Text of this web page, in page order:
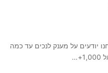
יודעים על מענק לנכים עד כמה